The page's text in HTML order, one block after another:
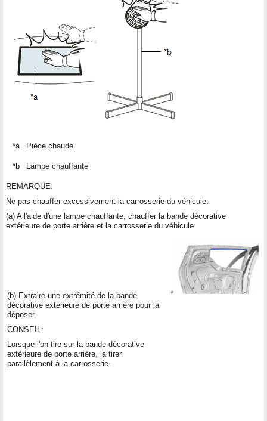
*a Pièce chaude
*b Lampe chauffante
REMARQUE:
Ne pas chauffer excessivement la carrosserie du véhicule.
(a) A l'aide d'une lampe chauffante, chauffer la bande décorative
extérieure de porte arrière et la carrosserie du véhicule.
(b) Extraire une extrémité de la bande
décorative extérieure de porte arrière pour la
déposer.
CONSEIL:
Lorsque l'on tire sur la bande décorative
extérieure de porte arrière, la tirer
parallèlement à la carrosserie.